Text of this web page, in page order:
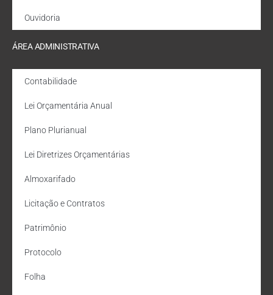
Ouvidoria
ÁREA ADMINISTRATIVA
Contabilidade
Lei Orçamentária Anual
Plano Plurianual
Lei Diretrizes Orçamentárias
Almoxarifado
Licitação e Contratos
Patrimônio
Protocolo
Folha